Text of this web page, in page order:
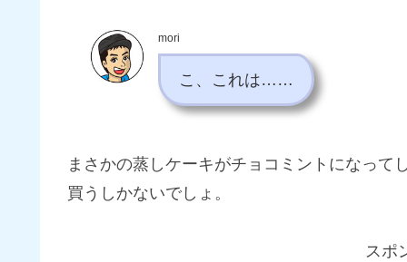
mori
こ、これは……
まさかの蒸しケーキがチョコミントになって
買うしかないでしょ。
スポ